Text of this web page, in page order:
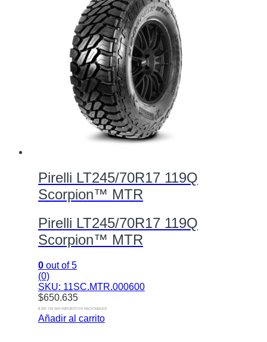
Pirelli LT245/70R17 119Q
Scorpion™ MTR
Pirelli LT245/70R17 119Q
Scorpion™ MTR
0 out of 5
(0)
SKU: 11SC.MTR.000600
$650.635
$ 537.715 SIN IMPUESTOS NACIONALES
Añadir al carrito